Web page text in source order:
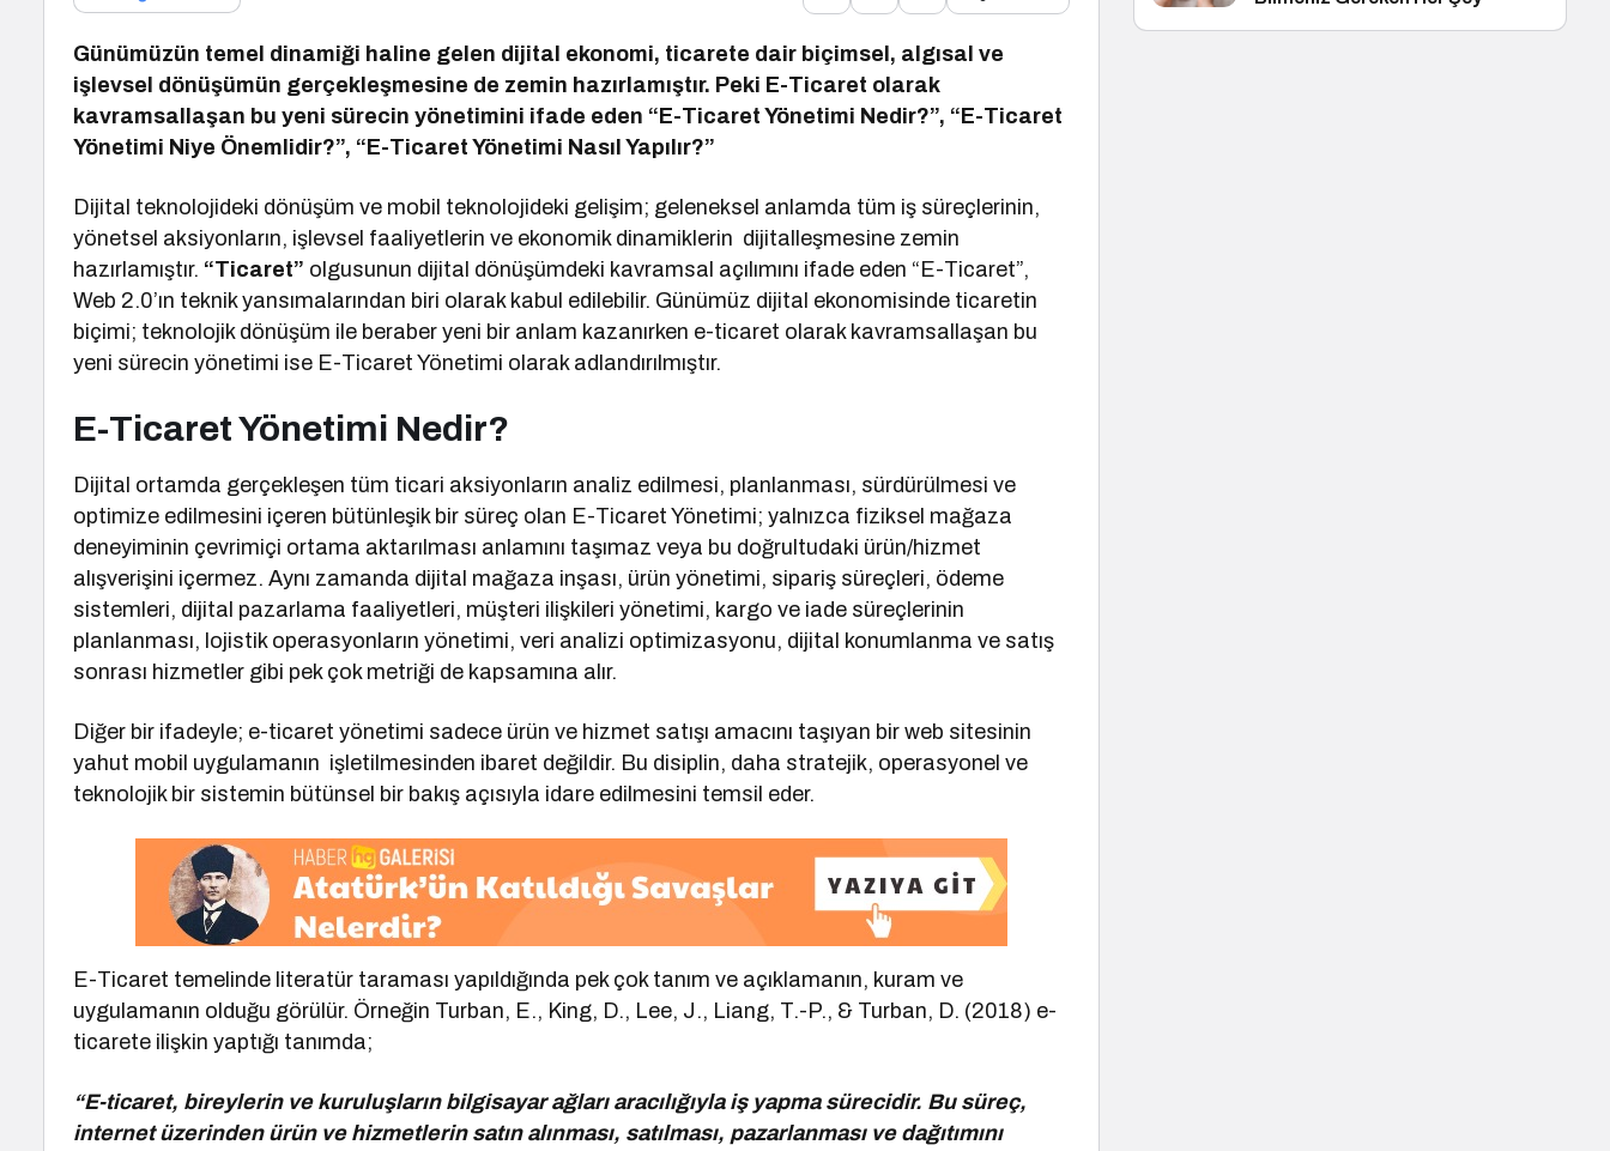
Günümüzün temel dinamiği haline gelen dijital ekonomi, ticarete dair biçimsel, algısal ve
işlevsel dönüşümün gerçekleşmesine de zemin hazırlamıştır. Peki E-Ticaret olarak
kavramsallaşan bu yeni sürecin yönetimini ifade eden “E-Ticaret Yönetimi Nedir?”, “E-Ticaret
Yönetimi Niye Önemlidir?”, “E-Ticaret Yönetimi Nasıl Yapılır?”
Dijital teknolojideki dönüşüm ve mobil teknolojideki gelişim; geleneksel anlamda tüm iş süreçlerinin,
yönetsel aksiyonların, işlevsel faaliyetlerin ve ekonomik dinamiklerin dijitalleşmesine zemin
hazırlamıştır. “Ticaret” olgusunun dijital dönüşümdeki kavramsal açılımını ifade eden “E-Ticaret”,
Web 2.0’ın teknik yansımalarından biri olarak kabul edilebilir. Günümüz dijital ekonomisinde ticaretin
biçimi; teknolojik dönüşüm ile beraber yeni bir anlam kazanırken e-ticaret olarak kavramsallaşan bu
yeni sürecin yönetimi ise E-Ticaret Yönetimi olarak adlandırılmıştır.
E-Ticaret Yönetimi Nedir?
Dijital ortamda gerçekleşen tüm ticari aksiyonların analiz edilmesi, planlanması, sürdürülmesi ve
optimize edilmesini içeren bütünleşik bir süreç olan E-Ticaret Yönetimi; yalnızca fiziksel mağaza
deneyiminin çevrimiçi ortama aktarılması anlamını taşımaz veya bu doğrultudaki ürün/hizmet
alışverişini içermez. Aynı zamanda dijital mağaza inşası, ürün yönetimi, sipariş süreçleri, ödeme
sistemleri, dijital pazarlama faaliyetleri, müşteri ilişkileri yönetimi, kargo ve iade süreçlerinin
planlanması, lojistik operasyonların yönetimi, veri analizi optimizasyonu, dijital konumlanma ve satış
sonrası hizmetler gibi pek çok metriği de kapsamına alır.
Diğer bir ifadeyle; e-ticaret yönetimi sadece ürün ve hizmet satışı amacını taşıyan bir web sitesinin
yahut mobil uygulamanın işletilmesinden ibaret değildir. Bu disiplin, daha stratejik, operasyonel ve
teknolojik bir sistemin bütünsel bir bakış açısıyla idare edilmesini temsil eder.
E-Ticaret temelinde literatür taraması yapıldığında pek çok tanım ve açıklamanın, kuram ve
uygulamanın olduğu görülür. Örneğin Turban, E., King, D., Lee, J., Liang, T.-P., & Turban, D. (2018) e-
ticarete ilişkin yaptığı tanımda;
“E-ticaret, bireylerin ve kuruluşların bilgisayar ağları aracılığıyla iş yapma sürecidir. Bu süreç,
internet üzerinden ürün ve hizmetlerin satın alınması, satılması, pazarlanması ve dağıtımını